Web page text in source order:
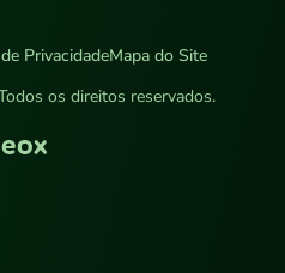
os direitos reservados.
PrivacidadeMapa do Site